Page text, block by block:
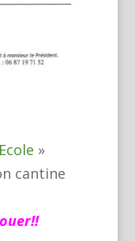
Ecole »
cantine